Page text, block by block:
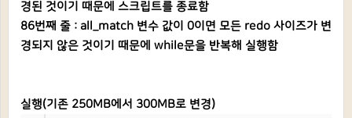
경된 것이기 때문에 스크립트를 종료함
86번째 줄 : all_match 변수 값이 0이면 모든 redo 사이즈가 변
경되지 않은 것이기 때문에 while문을 반복해 실행함
실행(기존 250MB에서 300MB로 변경)